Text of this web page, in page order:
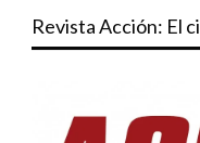
Revista Acción: El